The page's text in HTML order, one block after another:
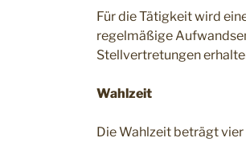
Für die Tätigkeit wird
regelmäßige
Stellvertretungen
Wahlzeit
Die Wahlzeit beträgt